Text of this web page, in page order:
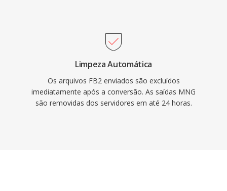
Limpeza Automática
Os arquivos FB2 enviados são excluídos
imediatamente após a conversão. As saídas MNG
são removidas dos servidores em até 24 horas.